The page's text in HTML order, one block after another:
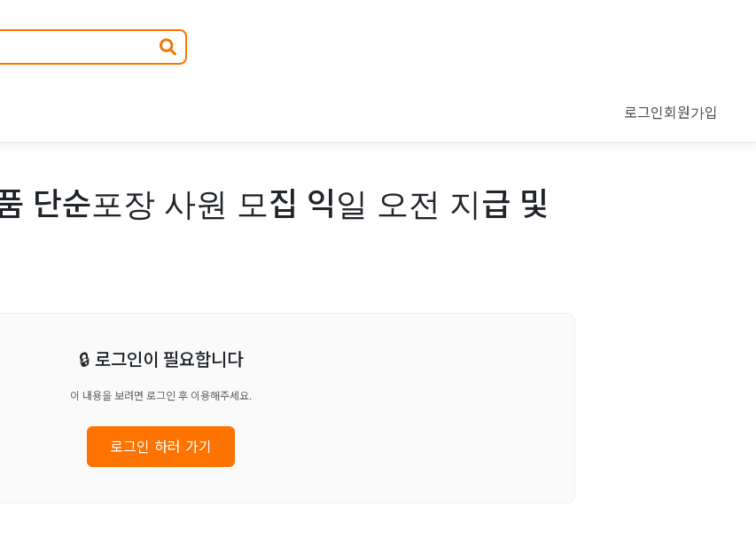
로그인회원가입
단순포장 사원 모집 익일 오전 지급 및
🔒 로그인이 필요합니다
이 내용을 보려면 로그인 후 이용해주세요.
로그인 하러 가기